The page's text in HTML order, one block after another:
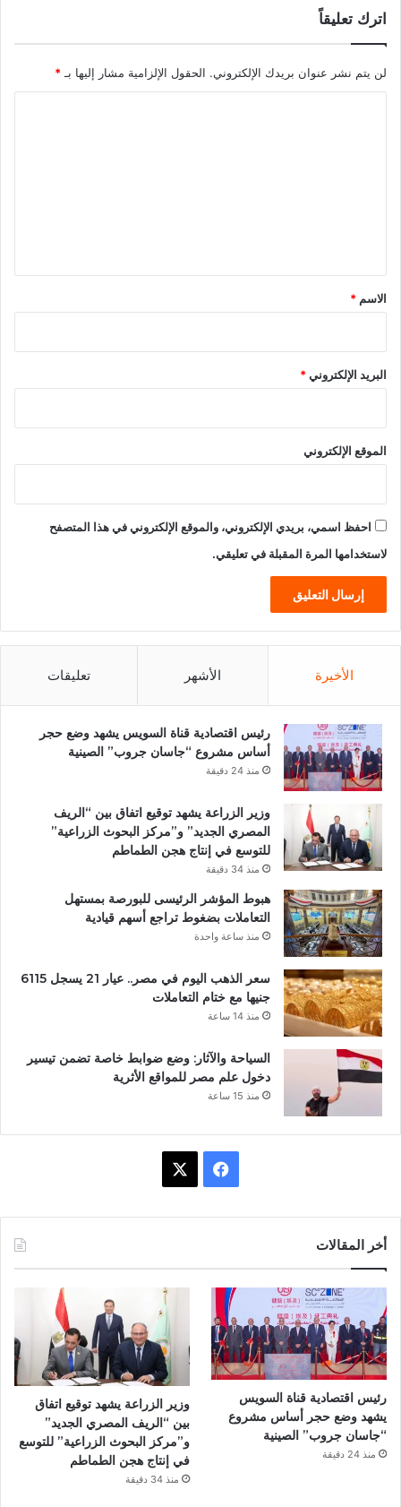
اترك تعليقاً
لن يتم نشر عنوان بريدك الإلكتروني. الحقول الإلزامية مشار إليها بـ *
*
الاسم *
البريد الإلكتروني*
الموقع الإلكتروني
احفظ اسمي، بريدي الإلكتروني، والموقع الإلكتروني في هذا المتصفح
لاستخدامها المرة المقبلة في تعليقي.
الأخيرة الأشهر تعليقات
رئيس اقتصادية قناة السويس يشهد وضع حجر
أساس مشروع “جاسان جروب” الصينية
منذ 24 دقيقة
وزير الزراعة يشهد توقيع اتفاق بين “الريف
المصري الجديد” و”مركز البحوث الزراعية”
للتوسع في إنتاج هجن الطماطم
منذ 34 دقيقة
هبوط المؤشر الرئيسى للبورصة بمستهل
التعاملات بضغوط تراجع أسهم قيادية
منذ ساعة واحدة
سعر الذهب اليوم في مصر.. عيار 21 يسجل 6115
جنيها مع ختام التعاملات
منذ 14 ساعة
السياحة والآثار: وضع ضوابط خاصة تضمن تيسير
دخول علم مصر للمواقع الأثرية
منذ 15 ساعة
ك
أخر المقالات
رئيس اقتصادية قناة السويس
يشهد وضع حجر أساس مشروع
“جاسان جروب” الصينية
منذ 24 دقيقة
وزير الزراعة يشهد توقيع اتفاق
بين “الريف المصري الجديد”
و”مركز البحوث الزراعية” للتوسع
في إنتاج هجن الطماطم
منذ 34 دقيقة